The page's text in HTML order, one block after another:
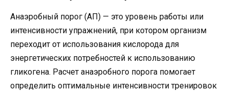
Анаэробный порог (АП) — это уровень работы или
интенсивности упражнений, при котором организм
переходит от использования кислорода для
энергетических потребностей к использованию
гликогена. Расчет анаэробного порога помогает
определить оптимальные интенсивности тренировок